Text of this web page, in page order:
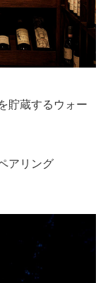
貯蔵するウォー
アリング